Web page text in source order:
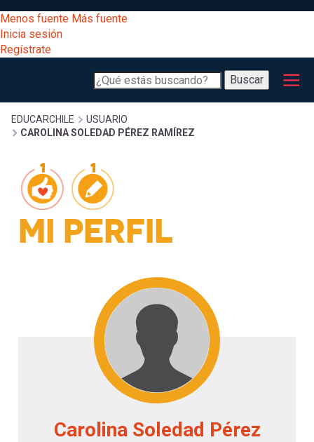
al
contenido
principal
[Educarchile
Escritorio]
Menú
entrar
cuenta
Menos fuente Más fuente
Inicia sesión
Regístrate
Buscar
Buscar
Menú
principal
Desarrollo
Expand
Gestión
Comunidad
Expand
Exploración
Expand
[Educarchile
Mobile]
Sobrescribir
enlaces
de
navegación
EDUCARCHILE
USUARIO
CAROLINA SOLEDAD PÉREZ RAMÍREZ
MI PERFIL
Carolina Soledad Pérez